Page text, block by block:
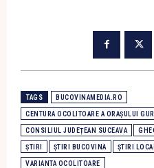
TAGS BUCOVINAMEDIA.RO
CENTURA OCOLITOARE A ORAȘULUI
CONSILIUL JUDEȚEAN SUCEAVA
ȘTIRI ȘTIRI BUCOVINA ȘTIRI
VARIANTA OCOLITOARE